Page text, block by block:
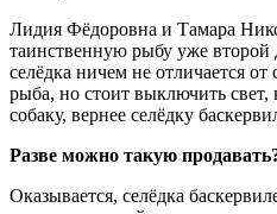
Лидия Фёдоровна и Тамара
таинственную рыбу уже второй
селёдка ничем не отличается от
рыба, но стоит выключить свет,
собаку, вернее селёдку
Разве можно такую
Оказывается, селёдка